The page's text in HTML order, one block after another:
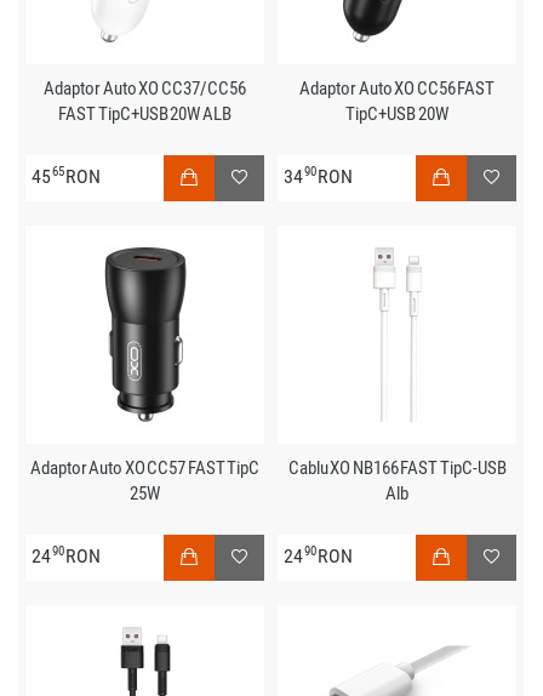
Adaptor Auto XO CC37/CC56
FAST TipC+USB 20W ALB
4565RON
Adaptor Auto XO CC56 FAST
TipC+USB 20W
3490RON
Adaptor Auto XO CC57 FAST TipC
25W
2490RON
Cablu XO NB166 FAST TipC-USB
Alb
2490RON